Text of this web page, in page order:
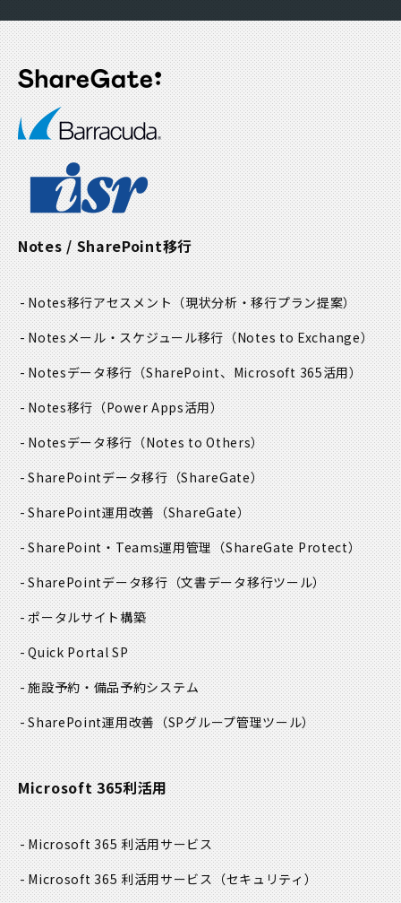
Notes / SharePoint移行
Notes移行アセスメント（現状分析・移行プラン提案）
Notesメール・スケジュール移行（Notes to Exchange）
Notesデータ移行（SharePoint、Microsoft 365活用）
Notes移行（Power Apps活用）
Notesデータ移行（Notes to Others）
SharePointデータ移行（ShareGate）
SharePoint運用改善（ShareGate）
SharePoint・Teams運用管理（ShareGate Protect）
SharePointデータ移行（文書データ移行ツール）
ポータルサイト構築
Quick Portal SP
施設予約・備品予約システム
SharePoint運用改善（SPグループ管理ツール）
Microsoft 365利活用
Microsoft 365 利活用サービス
Microsoft 365 利活用サービス（セキュリティ）